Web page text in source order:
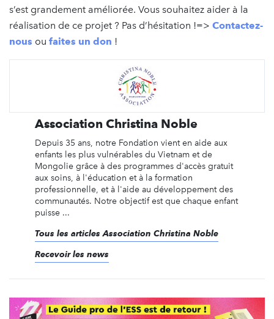
s’est grandement améliorée. Vous souhaitez aider à la
réalisation de ce projet ? Pas d’hésitation !=> Contactez-
nous ou faites un don !
Association Christina Noble
Depuis 35 ans, notre Fondation vient en aide aux
enfants les plus vulnérables du Vietnam et de
Mongolie grâce à des programmes d'accès gratuit
aux soins, à l'éducation et à la formation
professionnelle, et à l'aide au développement des
communautés. Notre objectif est que chaque enfant
puisse ...
Tous les articles Association Christina Noble
Recevoir les news